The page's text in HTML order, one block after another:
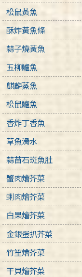
松鼠黃魚
酥炸黃魚條
蒜子燒黃魚
五柳鱸魚
麒麟蒸魚
松鼠鱸魚
香炸丁香魚
草魚滑水
蒜苗石斑魚肚
蟹肉燴芥菜
蜊肉燴芥菜
白果燴芥菜
金銀蛋扒芥菜
竹笙燴芥菜
干貝燴芥菜